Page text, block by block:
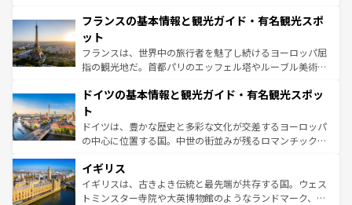
なお、新着のイタリア情報はコンテンツ一覧を参照してほ
しい。
文化が根付くこの国では、情熱的なフラメンコ、熱気あふ
れる闘牛、そして美味しいタパスが生活の一部となってい
る。首都マドリードの洗練された雰囲気や、バルセロナの
アートに溢れた街角から、地方では古代ローマ遺跡や中世
せる。地方によって風土や気候が異なるスペインはその個
ンテンツ一覧 を参照してほしい。
フランスの基本情報と観光ガイド・有名観光スポ
ット
フランスは、世界中の旅行者を魅了し続けるヨーロッパ屈
指の観光地だ。首都パリのエッフェル塔やルーブル美術館
で、幅広い魅力が詰まっている。華麗な宮殿、歴史的な大
聖堂、美しいビーチ、そして豊かな自然が、訪れる者を心
から魅了する。また、フランスは美食の国としても知ら
れ、フランス料理はユネスコ無形文化遺産にも登録されて
香り高いラベンダー畑など、多彩な楽しみ方が可能だ。さ
らに、パリ以外の地域にも魅力が溢れており、どの街角に
も豊かな歴史と文化が息づいている。パリ以外の個性あふ
ドイツの基本情報と観光ガイド・有名観光スポッ
ト
ドイツは、豊かな歴史と多彩な文化が交差するヨーロッパ
の中心に位置する国。中世の街並みが残るロマンチック街
顔を持つこの国は、どこを歩いても飽きることがない。ベ
ルリンの文化的活気、バイエルン州のアルプスの絶景、そ
してライン川沿いのワイン畑といった風景は必見。ビール
イギリス
イギリスは、古きよき伝統と最先端が共存する国。ウェス
トミンスター寺院や大英博物館のようなランドマーク、歴